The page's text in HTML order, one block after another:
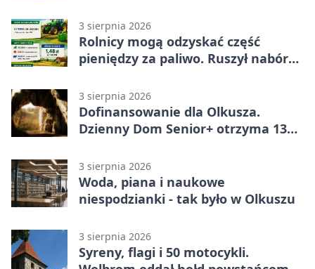
3 sierpnia 2026
Rolnicy mogą odzyskać część
pieniędzy za paliwo. Ruszył nabór
3 sierpnia 2026
Dofinansowanie dla Olkusza.
Dzienny Dom Senior+ otrzyma 134
3 sierpnia 2026
Woda, piana i naukowe
niespodzianki - tak było w Olkuszu
3 sierpnia 2026
Syreny, flagi i 50 motocykli.